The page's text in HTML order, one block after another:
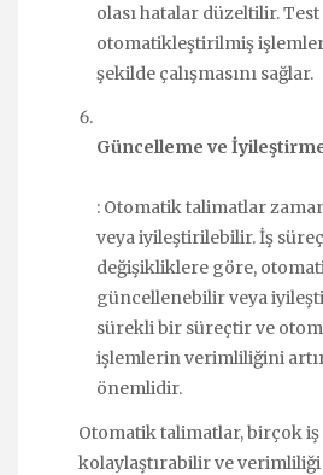
olası hatalar düzeltilir. Test
otomatikleştirilmiş
şekilde çalışmasını sağlar.
Güncelleme ve
: Otomatik talimatlar
veya iyileştirilebilir. İş
değişikliklere göre,
güncellenebilir veya
sürekli bir süreçtir ve
işlemlerin verimliliğini
önemlidir.
Otomatik talimatlar, birçok
kolaylaştırabilir ve